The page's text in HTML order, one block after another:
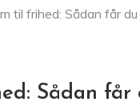
til frihed: Sådan får
Sådan